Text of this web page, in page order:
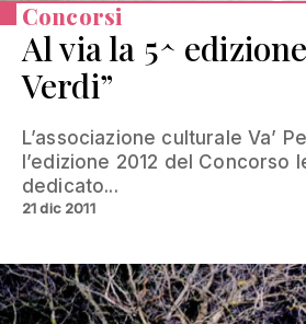
Concorsi
Al via la 5^
Verdi”
L’associazione culturale Va’
l’edizione 2012 del Concorso
dedicato...
21 dic 2011